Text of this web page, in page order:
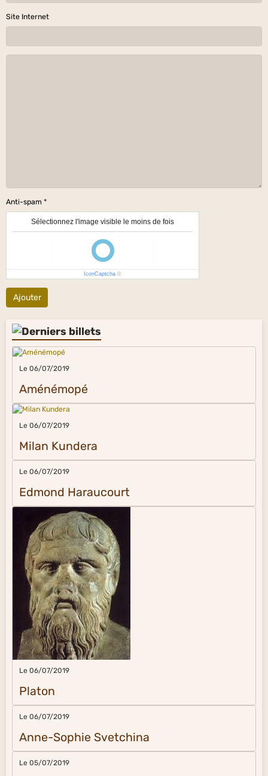
Site Internet
Anti-spam
Sélectionnez l'image visible le moins de fois
IconCaptcha ©
Ajouter
Le 06/07/2019
Aménémopé
Le 06/07/2019
Milan Kundera
Le 06/07/2019
Edmond Haraucourt
Le 06/07/2019
Platon
Le 06/07/2019
Anne-Sophie Svetchina
Le 05/07/2019